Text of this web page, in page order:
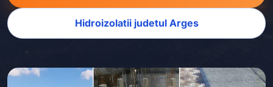
Hidroizolatii judetul Arges